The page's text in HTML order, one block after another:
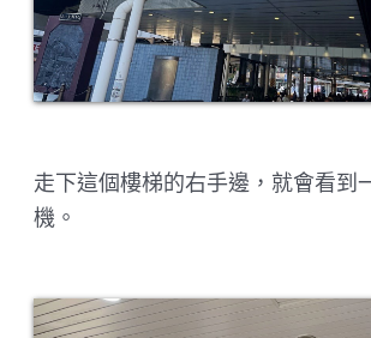
走下這個樓梯的右手邊，就會看到
機。